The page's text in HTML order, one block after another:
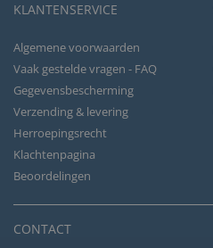
KLANTENSERVICE
Algemene voorwaarden
Vaak gestelde vragen - FAQ
Gegevensbescherming
Verzending & levering
Herroepingsrecht
Klachtenpagina
Beoordelingen
CONTACT